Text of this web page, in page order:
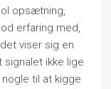
opsætning,
erfaring med,
viser sig en
signalet ikke lige
til at kigge